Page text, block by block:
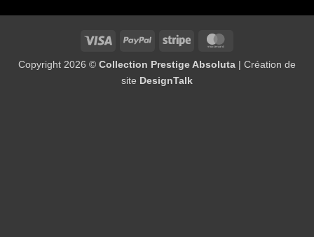
Visa PayPal Stripe
Copyright 2026 © Collection Prestige Absoluta | Création de
site DesignTalk